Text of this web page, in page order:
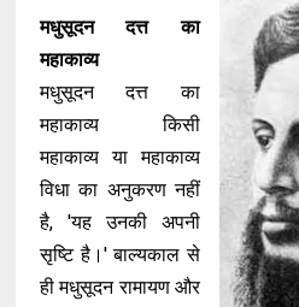
मधुसूदन दत्त का
महाकाव्य
मधुसूदन दत्त का
महाकाव्य किसी
महाकाव्य या महाकाव्य
विधा का अनुकरण नहीं
है, 'यह उनकी अपनी
सृष्टि है।' बाल्यकाल से
ही मधुसूदन रामायण और